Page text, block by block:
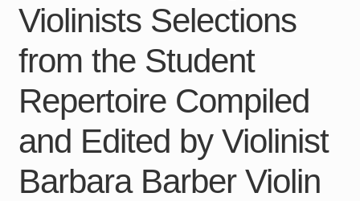
Violinists Selections
from the Student
Repertoire Compiled
and Edited by Violinist
Barbara Barber Violin